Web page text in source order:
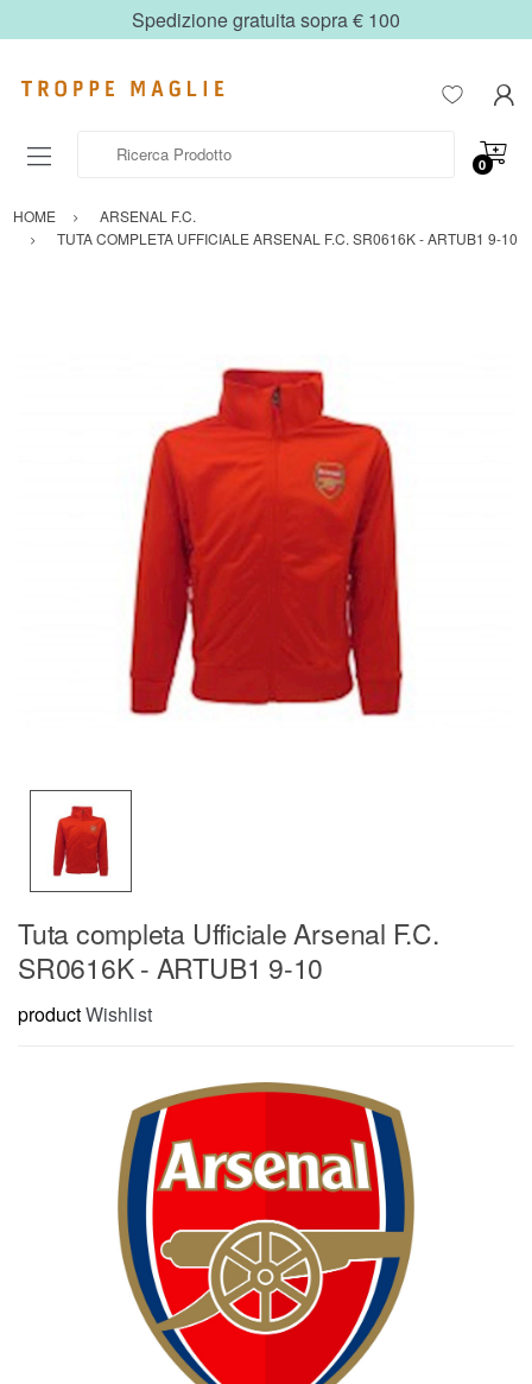
Spedizione gratuita sopra € 100
0
HOME
ARSENAL F.C.
TUTA COMPLETA UFFICIALE ARSENAL F.C. SR0616K - ARTUB1 9-10
Tuta completa Ufficiale Arsenal F.C.
SR0616K - ARTUB1 9-10
productWishlist